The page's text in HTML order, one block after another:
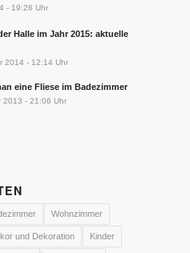
- 19:26 Uhr
Halle im Jahr 2015: aktuelle
2014 - 12:14 Uhr
eine Fliese im Badezimmer
2013 - 21:06 Uhr
Wohnzimmer
und Dekoration Kinder